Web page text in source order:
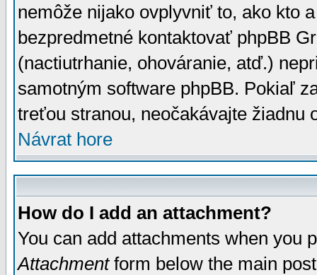
nemôže nijako ovplyvniť to, ako kto
bezpredmetné kontaktovať phpBB
(nactiutrhanie, ohováranie, atď.)
samotným software phpBB. Pokiaľ
treťou stranou, neočakávajte žiadnu
Návrat hore
How do I add an attachment?
You can add attachments when you
Attachmentform below the main